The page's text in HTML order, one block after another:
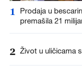
1
Prodaja u
premašila 21
2 Život u uličicama